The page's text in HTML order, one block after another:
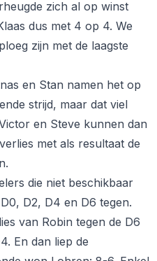
zich al op winst
dus met 4 op 4. We
zijn met de laagste
en Stan namen het op
strijd, maar dat viel
en Steve kunnen dan
met als resultaat de
die niet beschikbaar
D2, D4 en D6 tegen.
van Robin tegen de D6
En dan liep de